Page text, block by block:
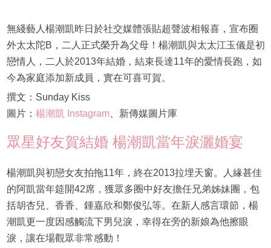
無綫藝人楊潮凱昨日於社交媒體張貼超聲波相報喜，宣布圈
外太太陀B，二人正式榮升為父母！楊潮凱與太太江玉儀是初
戀情人，二人於2013年結婚，結束長達11年的愛情長跑，如
今為家庭添加新成員，實在可喜可賀。
撰文：Sunday Kiss
圖片： 楊潮凱 Instagram、新傳媒圖片庫
眾星好友賀結婚 楊潮凱當年淚灑婚宴
楊潮凱與初戀女友拍拖11年，終在2013拉埋天窗。人緣甚佳
的阿凱當年筵開42席，獲眾多圈中好友擔任兄弟姊妹團，包
括胡杏兒、香香、鍾嘉欣和鄭俊弘等。在新人感言環節，楊
潮凱更一度因感觸流下男兒淚，幸得在旁的新娘為他擦眼
淚，讓在場觀眾非常感動！